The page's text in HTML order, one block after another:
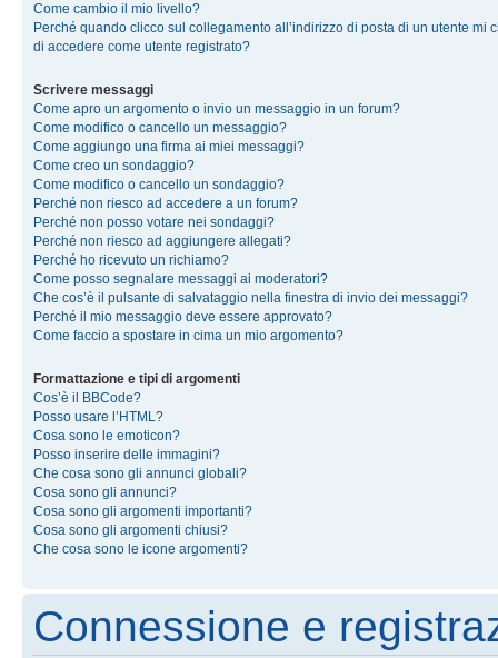
Come cambio il mio livello?
Perché quando clicco sul collegamento all’indirizzo di posta di un utente mi
di accedere come utente registrato?
Scrivere messaggi
Come apro un argomento o invio un messaggio in un forum?
Come modifico o cancello un messaggio?
Come aggiungo una firma ai miei messaggi?
Come creo un sondaggio?
Come modifico o cancello un sondaggio?
Perché non riesco ad accedere a un forum?
Perché non posso votare nei sondaggi?
Perché non riesco ad aggiungere allegati?
Perché ho ricevuto un richiamo?
Come posso segnalare messaggi ai moderatori?
Che cos’è il pulsante di salvataggio nella finestra di invio dei messaggi?
Perché il mio messaggio deve essere approvato?
Come faccio a spostare in cima un mio argomento?
Formattazione e tipi di argomenti
Cos’è il BBCode?
Posso usare l’HTML?
Cosa sono le emoticon?
Posso inserire delle immagini?
Che cosa sono gli annunci globali?
Cosa sono gli annunci?
Cosa sono gli argomenti importanti?
Cosa sono gli argomenti chiusi?
Che cosa sono le icone argomenti?
Connessione e